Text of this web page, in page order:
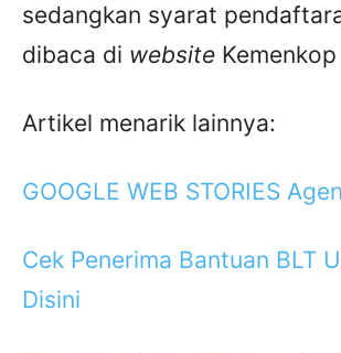
sedangkan syarat
dibaca di website
Artikel menarik lainnya:
GOOGLE WEB STORIES
Cek Penerima Bantuan BLT
Disini